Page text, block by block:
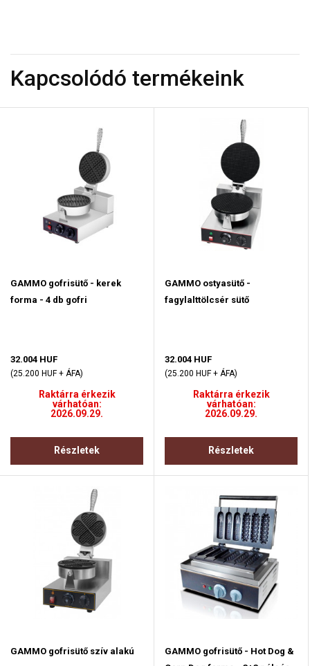
Kapcsolódó termékeink
GAMMO gofrisütő - kerek
forma - 4 db gofri
32.004 HUF
(25.200 HUF + ÁFA)
Raktárra érkezik
várhatóan:
2026.09.29.
Részletek
GAMMO ostyasütő -
fagylalttölcsér sütő
32.004 HUF
(25.200 HUF + ÁFA)
Raktárra érkezik
várhatóan:
2026.09.29.
Részletek
GAMMO gofrisütő szív alakú
GAMMO gofrisütő - Hot Dog &